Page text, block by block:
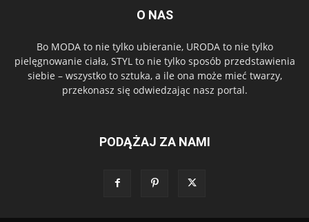
O NAS
Bo MODA to nie tylko ubieranie, URODA to nie tylko
pielęgnowanie ciała, STYL to nie tylko sposób przedstawienia
siebie – wszystko to sztuka, a ile ona może mieć twarzy,
przekonasz się odwiedzając nasz portal.
PODĄŻAJ ZA NAMI